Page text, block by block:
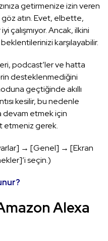
getirmenize izin veren
atın. Evet, elbette,
çalışmıyor. Ancak, ilkini
karşılayabilir.
podcast’ler ve hatta
desteklenmediğini
geçtiğinde akıllı
kesilir, bu nedenle
devam etmek için
etmeniz gerek.
→ [Genel] → [Ekran
seçin.)
Alexa